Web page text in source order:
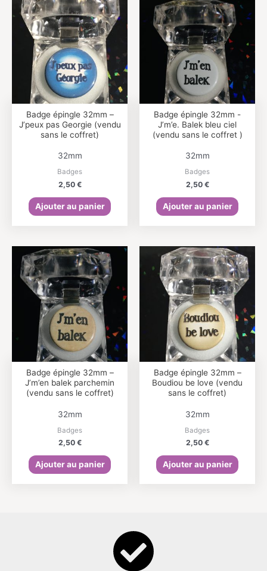
coffret)
Badge épingle 32mm –
J’peux pas Georgie (vendu
sans le coffret)
32mm
Badges
2,50 €
Ajouter au panier
Badge épingle 32mm -
J’m’e. Balek bleu ciel
(vendu sans le coffret )
32mm
Badges
2,50 €
Ajouter au panier
Badge épingle 32mm –
J’m’en balek parchemin
(vendu sans le coffret)
32mm
Badges
2,50 €
Ajouter au panier
Badge épingle 32mm –
Boudiou be love (vendu
sans le coffret)
32mm
Badges
2,50 €
Ajouter au panier